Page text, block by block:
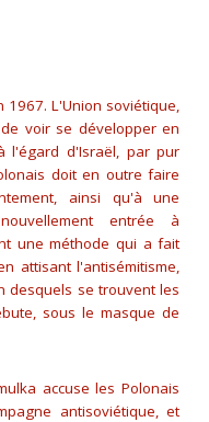
1967. L'Union soviétique,
voir se développer en
l'égard d'Israël, par pur
doit en outre faire
ainsi qu'à une
entrée à
une méthode qui a fait
attisant l'antisémitisme,
desquels se trouvent les
sous le masque de
accuse les Polonais
antisoviétique, et